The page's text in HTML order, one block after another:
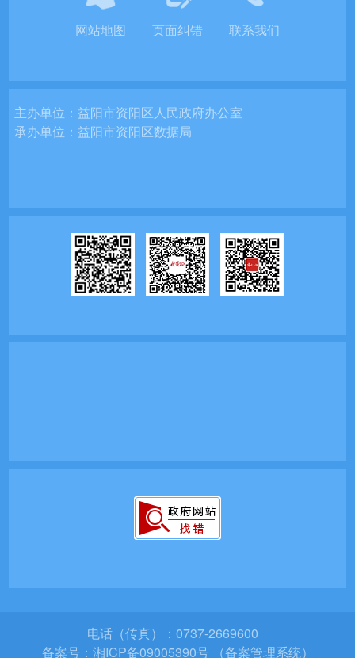
网站地图 页面纠错 联系我们
主办单位：益阳市资阳区人民政府办公室
承办单位：益阳市资阳区数据局
电话（传真）：0737-2669600
备案号： 湘ICP备09005390号 （备案管理系统）